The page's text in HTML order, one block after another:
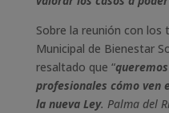
Sobre la reunión con
Municipal de Bienestar
resaltado que “
profesionales cómo ven
la nueva Ley. Palma del